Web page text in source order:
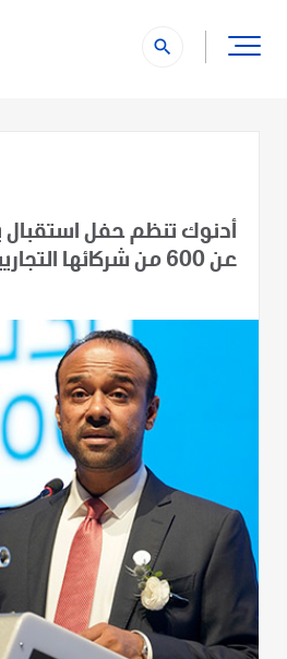
search
أدنوك تنظم حفل استقبال
عن 600 من شركائها التجاريين